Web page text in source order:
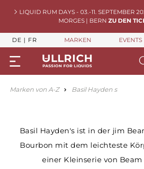
LIQUID RUM DAYS - 03.-11. SEPTEMBER
MORGES | BERN ZU DEN
DE FR MARKEN EVENTS
Marken von A-Z Basil Hayden s
Basil Hayden's ist in der jim
Bourbon mit dem leichteste
einer Kleinserie von